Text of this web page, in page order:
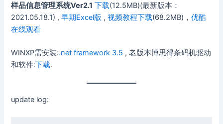
样品信息管理系统Ver2.1 下载(12.5MB)(最新版本：
2021.05.18.1) ,早期Excel版 ,视频教程下载(68.2MB)，优酷
在线观看
WINXP需安装:.net framework 3.5 , 老版本博思得条码机驱动
和软件:下载.
update log: